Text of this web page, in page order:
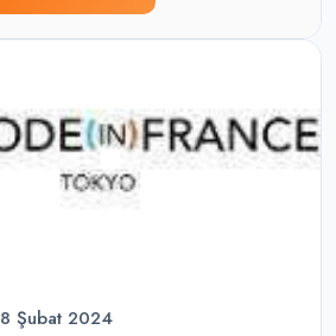
8 Şubat 2024